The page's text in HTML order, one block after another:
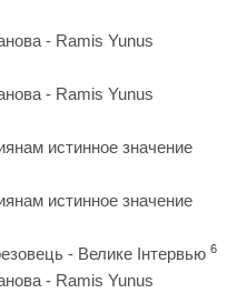
- Ramis Yunus
- Ramis Yunus
истинное значение
истинное значение
- Велике Інтервью 6
- Ramis Yunus